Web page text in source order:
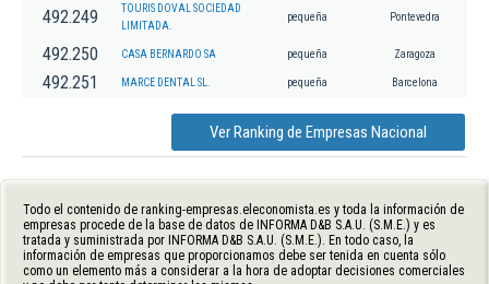
492.249
TOURIS DOVAL SOCIEDAD
LIMITADA.
pequeña Pontevedra
492.250 CASA BERNARDO SA pequeña Zaragoza
492.251 MARCE DENTAL SL. pequeña Barcelona
Ver Ranking de Empresas Nacional
Todo el contenido de ranking-empresas.eleconomista.es y toda la información de
empresas procede de la base de datos de INFORMA D&B S.A.U. (S.M.E.) y es
tratada y suministrada por INFORMA D&B S.A.U. (S.M.E.). En todo caso, la
información de empresas que proporcionamos debe ser tenida en cuenta sólo
como un elemento más a considerar a la hora de adoptar decisiones comerciales